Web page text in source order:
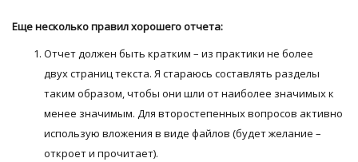
Еще несколько правил хорошего отчета:
Отчет должен быть кратким – из практики не более
двух страниц текста. Я стараюсь составлять разделы
таким образом, чтобы они шли от наиболее значимых к
менее значимым. Для второстепенных вопросов активно
использую вложения в виде файлов (будет желание –
откроет и прочитает).